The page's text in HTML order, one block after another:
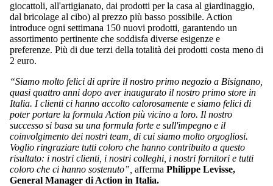
giocattoli, all'artigianato, dai prodotti per la casa al giardinaggio,
dal bricolage al cibo) al prezzo più basso possibile. Action
introduce ogni settimana 150 nuovi prodotti, garantendo un
assortimento pertinente che soddisfa diverse esigenze e
preferenze. Più di due terzi della totalità dei prodotti costa meno di
2 euro.
“Siamo molto felici di aprire il nostro primo negozio a Bisignano,
quasi quattro anni dopo aver inaugurato il nostro primo store in
Italia. I clienti ci hanno accolto calorosamente e siamo felici di
poter portare la formula Action più vicino a loro. Il nostro
successo si basa su una formula forte e sull'impegno e il
coinvolgimento dei nostri team, di cui siamo molto orgogliosi.
Voglio ringraziare tutti coloro che hanno contribuito a questo
risultato: i nostri clienti, i nostri colleghi, i nostri fornitori e tutti
coloro che ci hanno sostenuto”, afferma Philippe Levisse,
General Manager di Action in Italia.